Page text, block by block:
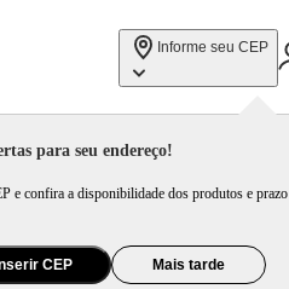
Informe seu CEP
para seu endereço!
e confira a disponibilidade dos produtos e prazo
CEP Mais tarde